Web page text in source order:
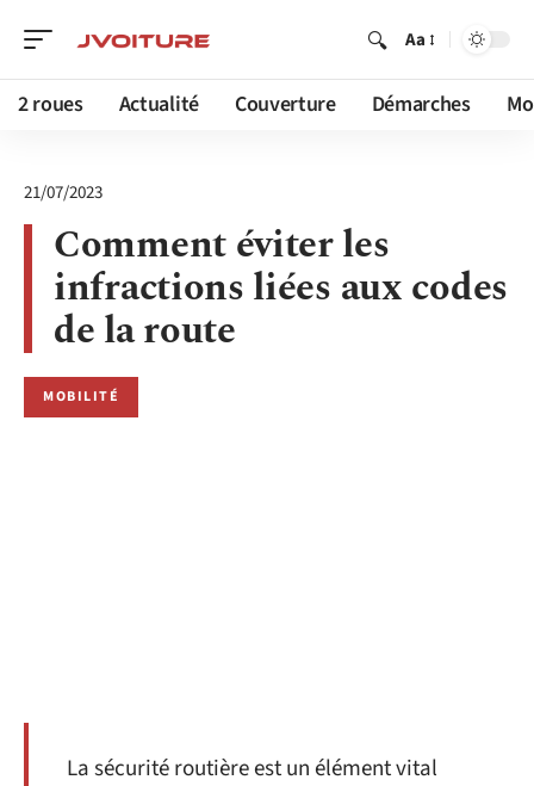
Aa
2 roues Actualité Couverture Démarches
21/07/2023
Comment éviter les
infractions liées aux codes
de la route
MOBILITÉ
La sécurité routière est un élément vital